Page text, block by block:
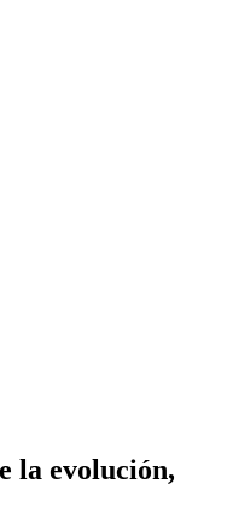
la evolución,